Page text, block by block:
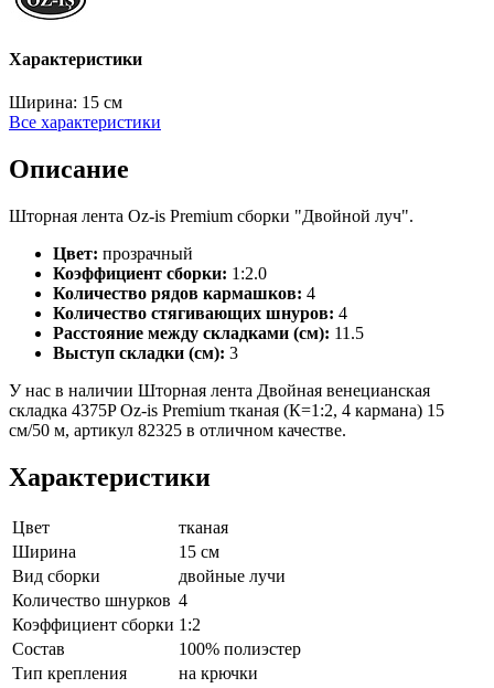
Характеристики
Ширина: 15 см
Все характеристики
Описание
Шторная лента Oz-is Premium сборки "Двойной луч".
Цвет: прозрачный
Коэффициент сборки: 1:2.0
Количество рядов кармашков: 4
Количество стягивающих шнуров: 4
Расстояние между складками (см): 11.5
Выступ складки (см): 3
У нас в наличии Шторная лента Двойная венецианская
складка 4375P Oz-is Premium тканая (К=1:2, 4 кармана) 15
см/50 м, артикул 82325 в отличном качестве.
Характеристики
Цвет
тканая
Ширина
15 см
Вид сборки
двойные лучи
Количество шнурков 4
Коэффициент сборки 1:2
Состав
100% полиэстер
Тип крепления
на крючки